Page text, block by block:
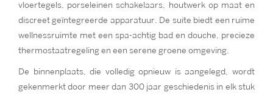
vloertegels, porseleinen schakelaars, houtwerk op maat en
discreet geïntegreerde apparatuur. De suite biedt een ruime
wellnessruimte met een spa-achtig bad en douche, precieze
thermostaatregeling en een serene groene omgeving.
De binnenplaats, die volledig opnieuw is aangelegd, wordt
gekenmerkt door meer dan 300 jaar geschiedenis in elk stuk